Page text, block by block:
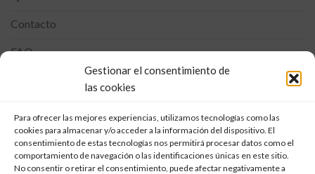
Gestionar el consentimiento de
las cookies
Para ofrecer las mejores experiencias, utilizamos tecnologías como las
cookies para almacenar y/o acceder a la información del dispositivo. El
consentimiento de estas tecnologías nos permitirá procesar datos como el
comportamiento de navegación o las identificaciones únicas en este sitio.
No consentir o retirar el consentimiento, puede afectar negativamente a
Contacto
FAQ
Suscríbete a nuestros boletines para recibir las últimas
noticias referente a los exámenes de Cambridge en la
provincia de Cádiz.